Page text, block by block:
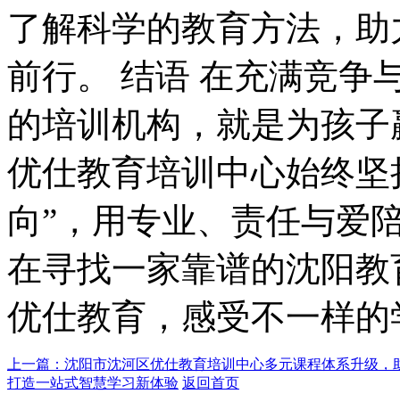
了解科学的教育方法，
前行。 结语 在充满竞争
的培训机构，就是为孩
优仕教育培训中心始终
向”，用专业、责任与爱
在寻找一家靠谱的沈阳
优仕教育，感受不一样
上一篇：沈阳市沈河区优仕教育培训中心多元课程体系升级
打造一站式智慧学习新体验 返回首页